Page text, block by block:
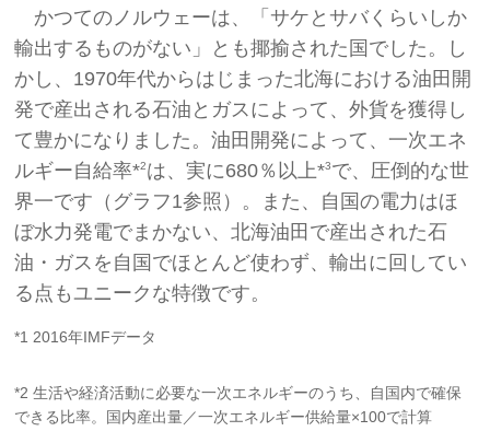
かつてのノルウェーは、「サケとサバくらいしか
輸出するものがない」とも揶揄された国でした。し
かし、1970年代からはじまった北海における油田開
発で産出される石油とガスによって、外貨を獲得し
て豊かになりました。油田開発によって、一次エネ
ルギー自給率*2は、実に680％以上*3で、圧倒的な世
界一です（グラフ1参照）。また、自国の電力はほ
ぼ水力発電でまかない、北海油田で産出された石
油・ガスを自国でほとんど使わず、輸出に回してい
る点もユニークな特徴です。
*1 2016年IMFデータ
*2 生活や経済活動に必要な一次エネルギーのうち、自国内で確保
できる比率。国内産出量／一次エネルギー供給量×100で計算